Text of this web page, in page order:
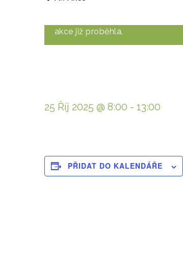
akce již proběhla.
25 Říj 2025 @ 8:00 - 13:00
PŘIDAT DO KALENDÁŘE